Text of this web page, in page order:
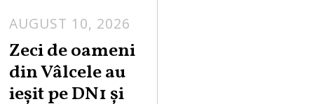
AUGUST 10, 2026
U
G
Zeci de oameni
din Vâlcele au
ieșit pe DN1 și